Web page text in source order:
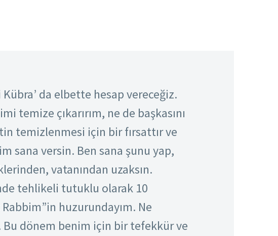
da elbette hesap vereceğiz.
temize çıkarırım, ne de başkasını
temizlenmesi için bir fırsattır ve
sana versin. Ben sana şunu yap,
vatanından uzaksın.
tehlikeli tutuklu olarak 10
huzurundayım. Ne
dönem benim için bir tefekkür ve